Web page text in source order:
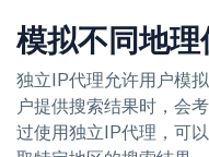
模拟不同地理
独立IP代理允许用户模
户提供搜索结果时，会
过使用独立IP代理，可